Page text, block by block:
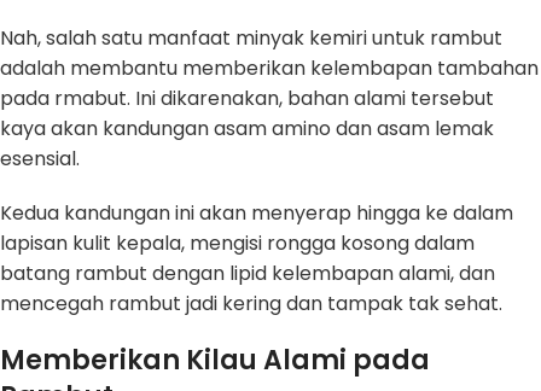
Nah, salah satu manfaat minyak kemiri untuk rambut
adalah membantu memberikan kelembapan tambahan
pada rmabut. Ini dikarenakan, bahan alami tersebut
kaya akan kandungan asam amino dan asam lemak
esensial.
Kedua kandungan ini akan menyerap hingga ke dalam
lapisan kulit kepala, mengisi rongga kosong dalam
batang rambut dengan lipid kelembapan alami, dan
mencegah rambut jadi kering dan tampak tak sehat.
Memberikan Kilau Alami pada